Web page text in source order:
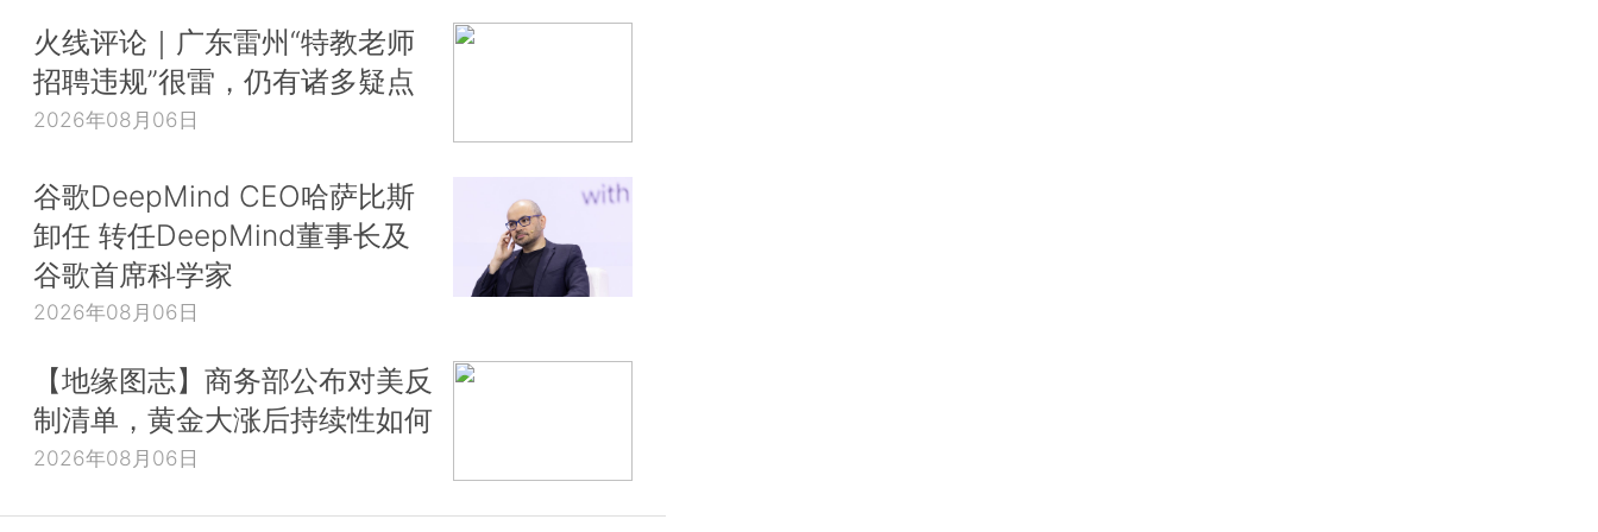
火线评论｜广东雷州“特教老师
招聘违规”很雷，仍有诸多疑点
2026年08月06日
谷歌DeepMind CEO哈萨比斯
卸任 转任DeepMind董事长及
谷歌首席科学家
2026年08月06日
【地缘图志】商务部公布对美反
制清单，黄金大涨后持续性如何
2026年08月06日